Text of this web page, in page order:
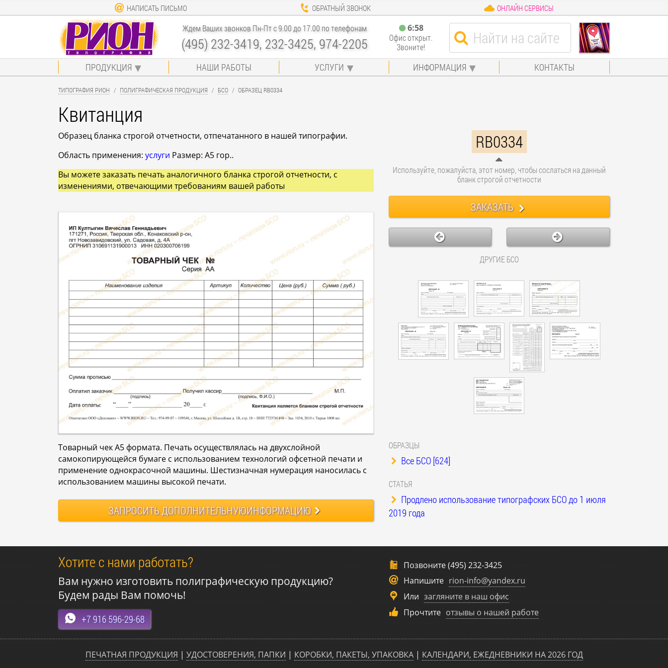
НАПИСАТЬ ПИСЬМО ОБРАТНЫЙ ЗВОНОК ОНЛАЙН СЕРВИСЫ
Ждем Ваших звонков Пн-Пт с 9.00 до 17.00 по телефонам
(495) 232-3419, 232-3425, 974-2205
6:58
Офис открыт.
Звоните!
ПРОДУКЦИЯ НАШИ РАБОТЫ УСЛУГИ ИНФОРМАЦИЯ КОНТАКТЫ
ТИПОГРАФИЯ РИОН ПОЛИГРАФИЧЕСКАЯ ПРОДУКЦИЯ БСО ОБРАЗЕЦ RB0334
Квитанция
Образец бланка строгой отчетности, отпечатанного в нашей типографии.
Область применения: услуги Размер: A5 гор..
Вы можете заказать печать аналогичного бланка строгой отчетности, с
изменениями, отвечающими требованиям вашей работы
Товарный чек А5 формата. Печать осуществлялась на двухслойной
самокопирующейся бумаге с использованием технологий офсетной печати и
применение однокрасочной машины. Шестизначная нумерация наносилась с
использованием машины высокой печати.
ЗАПРОСИТЬДОПОЛНИТЕЛЬНУЮИНФОРМАЦИЮ
RB0334
Используйте, пожалуйста, этот номер, чтобы сослаться на данный
бланк строгой отчетности
ЗАКАЗАТЬ
ДРУГИЕ БСО
ОБРАЗЦЫ
Все БСО [624]
СТАТЬЯ
Продлено использование типографских БСО до 1 июля
2019 года
Хотите с нами работать?
Вам нужно изготовить полиграфическую продукцию?
Будем рады Вам помочь!
+7 916 596-29-68
Позвоните(495) 232-3425
Напишите rion-info@yandex.ru
Или загляните в наш офис
Прочтите отзывы о нашей работе
ПЕЧАТНАЯ ПРОДУКЦИЯ|УДОСТОВЕРЕНИЯ, ПАПКИ|КОРОБКИ, ПАКЕТЫ, УПАКОВКА|КАЛЕНДАРИ, ЕЖЕДНЕВНИКИ НА 2026 ГОД